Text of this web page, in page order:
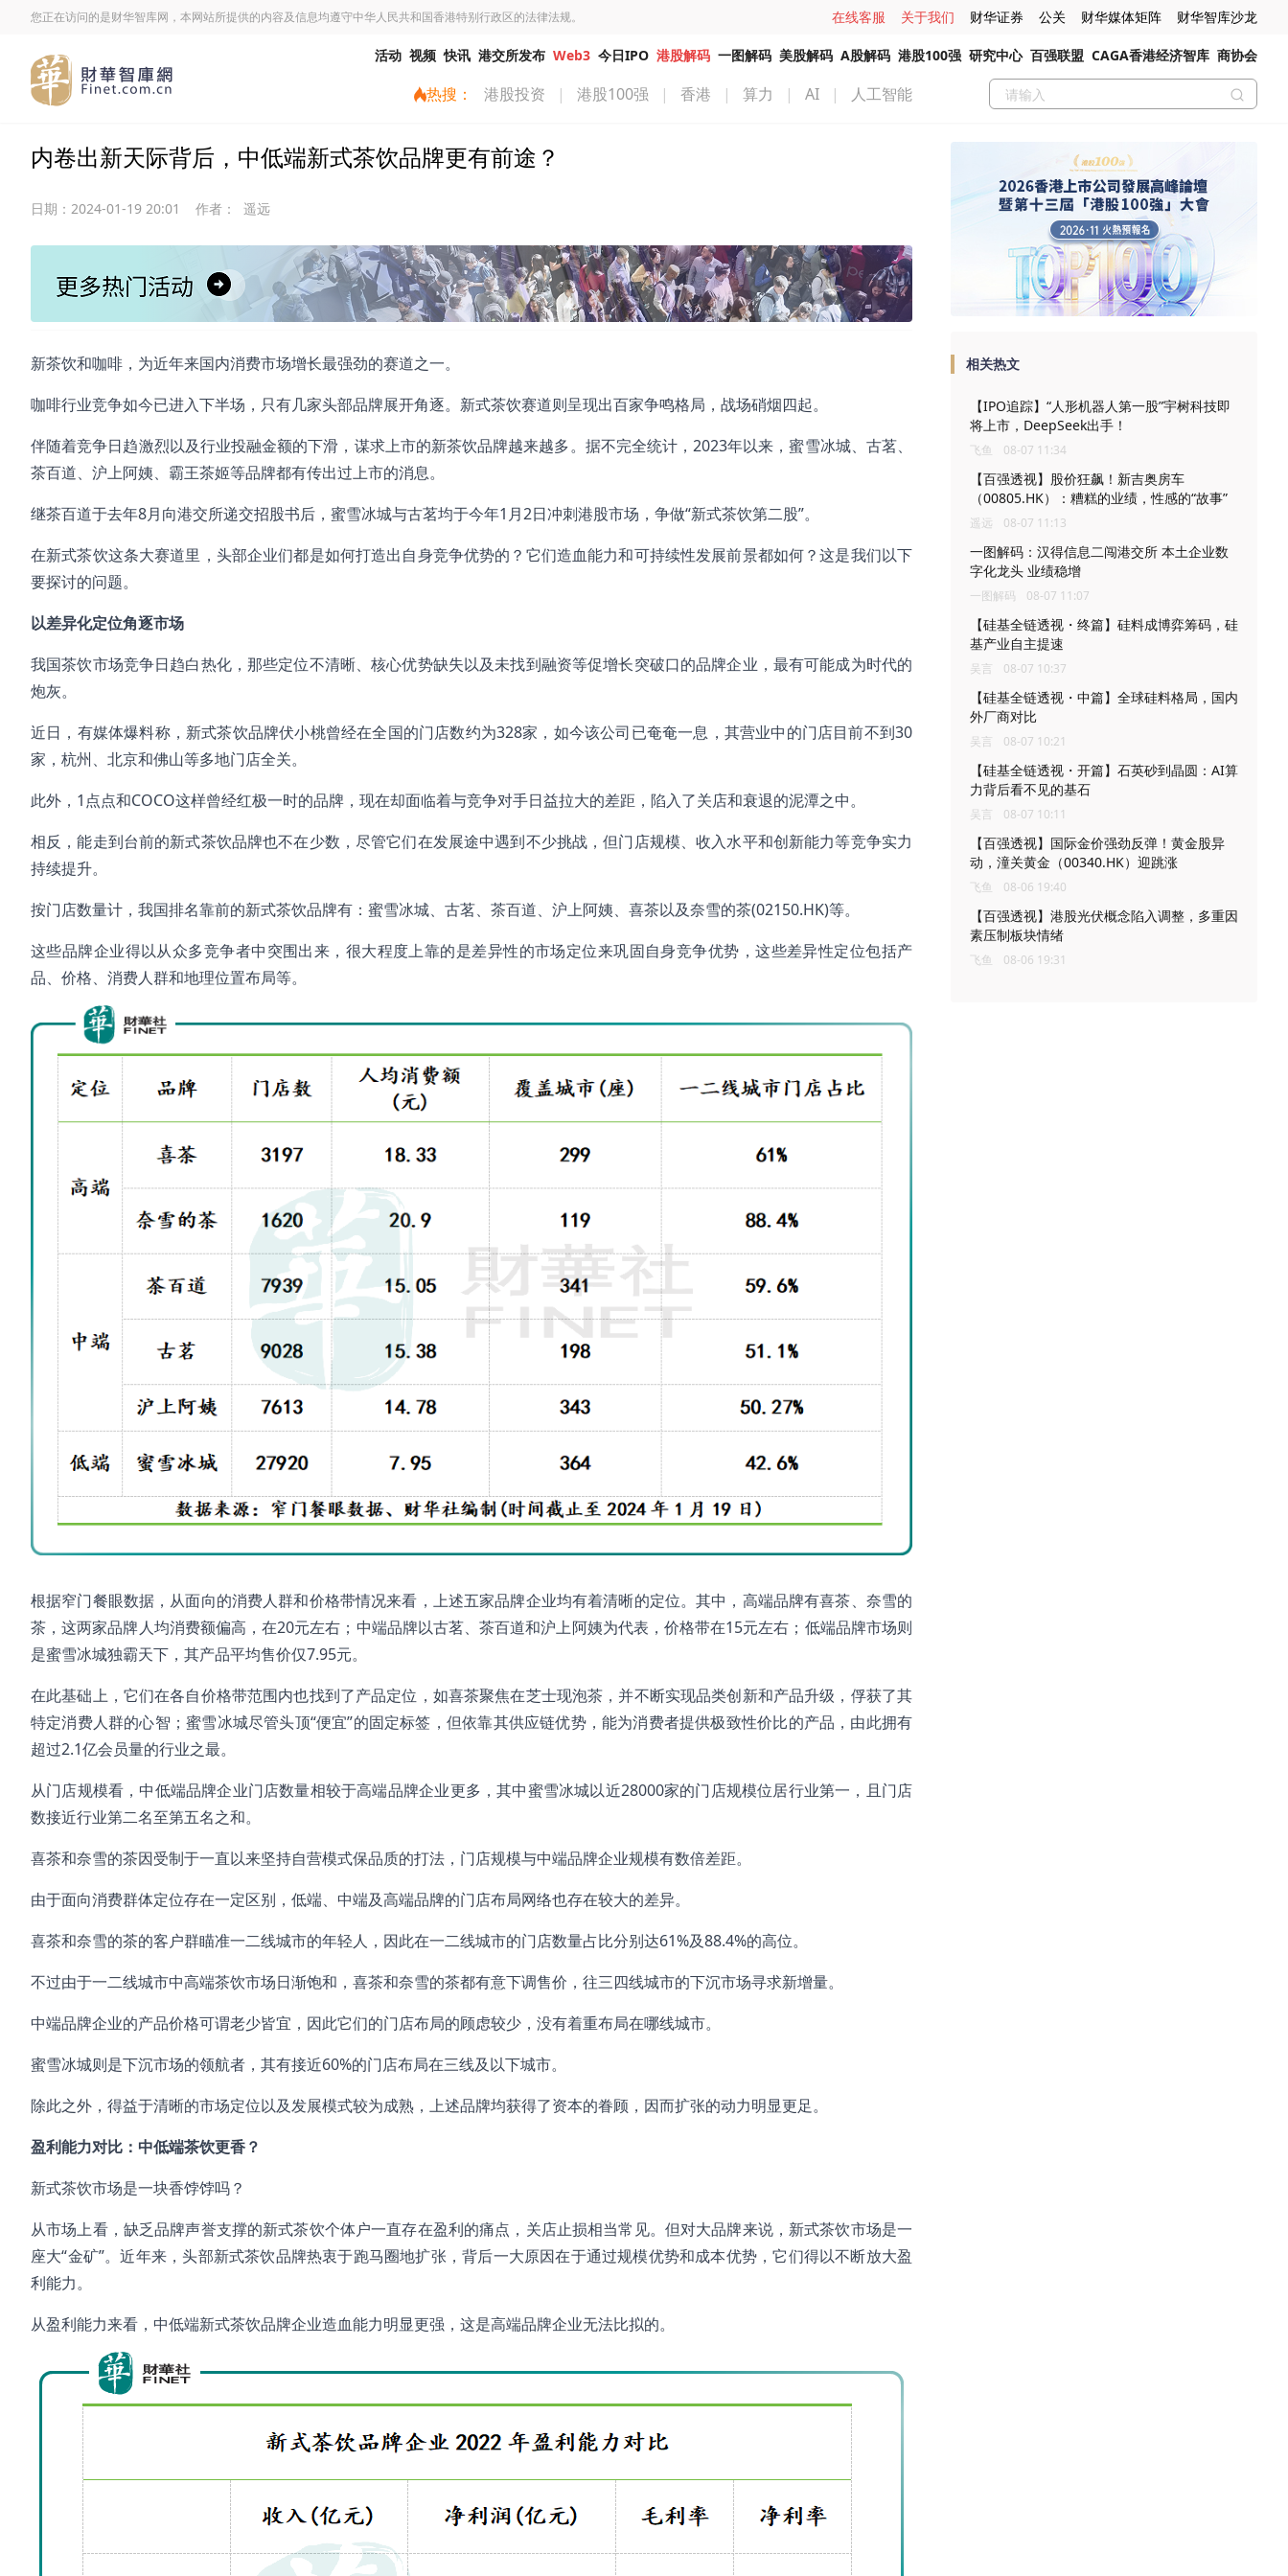
您正在访问的是财华智库网，本网站所提供的内容及信息均遵守中华人民共和国香港特别行政区的法律法规。 在线客服 关于我们 财华证券 公关 财华媒体矩阵 财华智库沙龙
活动 视频 快讯 港交所发布 Web3 今日IPO 港股解码 一图解码 美股解码 A股解码 港股100强 研究中心 百强联盟 CAGA香港经济智库 商协会
热搜： 港股投资 | 港股100强 | 香港 | 算力 | AI | 人工智能
内卷出新天际背后，中低端新式茶饮品牌更有前途？
日期： 2024-01-19 20:01 作者： 遥远
新茶饮和咖啡，为近年来国内消费市场增长最强劲的赛道之一。
咖啡行业竞争如今已进入下半场，只有几家头部品牌展开角逐。新式茶饮赛道则呈现出百家争鸣格局，战场硝烟四起。
伴随着竞争日趋激烈以及行业投融金额的下滑，谋求上市的新茶饮品牌越来越多。据不完全统计，2023年以来，蜜雪冰城、古茗、
茶百道、沪上阿姨、霸王茶姬等品牌都有传出过上市的消息。
继茶百道于去年8月向港交所递交招股书后，蜜雪冰城与古茗均于今年1月2日冲刺港股市场，争做“新式茶饮第二股”。
在新式茶饮这条大赛道里，头部企业们都是如何打造出自身竞争优势的？它们造血能力和可持续性发展前景都如何？这是我们以下
要探讨的问题。
以差异化定位角逐市场
我国茶饮市场竞争日趋白热化，那些定位不清晰、核心优势缺失以及未找到融资等促增长突破口的品牌企业，最有可能成为时代的
炮灰。
近日，有媒体爆料称，新式茶饮品牌伏小桃曾经在全国的门店数约为328家，如今该公司已奄奄一息，其营业中的门店目前不到30
家，杭州、北京和佛山等多地门店全关。
此外，1点点和COCO这样曾经红极一时的品牌，现在却面临着与竞争对手日益拉大的差距，陷入了关店和衰退的泥潭之中。
相反，能走到台前的新式茶饮品牌也不在少数，尽管它们在发展途中遇到不少挑战，但门店规模、收入水平和创新能力等竞争实力
持续提升。
按门店数量计，我国排名靠前的新式茶饮品牌有：蜜雪冰城、古茗、茶百道、沪上阿姨、喜茶以及奈雪的茶(02150.HK)等。
这些品牌企业得以从众多竞争者中突围出来，很大程度上靠的是差异性的市场定位来巩固自身竞争优势，这些差异性定位包括产
品、价格、消费人群和地理位置布局等。
根据窄门餐眼数据，从面向的消费人群和价格带情况来看，上述五家品牌企业均有着清晰的定位。其中，高端品牌有喜茶、奈雪的
茶，这两家品牌人均消费额偏高，在20元左右；中端品牌以古茗、茶百道和沪上阿姨为代表，价格带在15元左右；低端品牌市场则
是蜜雪冰城独霸天下，其产品平均售价仅7.95元。
在此基础上，它们在各自价格带范围内也找到了产品定位，如喜茶聚焦在芝士现泡茶，并不断实现品类创新和产品升级，俘获了其
特定消费人群的心智；蜜雪冰城尽管头顶“便宜”的固定标签，但依靠其供应链优势，能为消费者提供极致性价比的产品，由此拥有
超过2.1亿会员量的行业之最。
从门店规模看，中低端品牌企业门店数量相较于高端品牌企业更多，其中蜜雪冰城以近28000家的门店规模位居行业第一，且门店
数接近行业第二名至第五名之和。
喜茶和奈雪的茶因受制于一直以来坚持自营模式保品质的打法，门店规模与中端品牌企业规模有数倍差距。
由于面向消费群体定位存在一定区别，低端、中端及高端品牌的门店布局网络也存在较大的差异。
喜茶和奈雪的茶的客户群瞄准一二线城市的年轻人，因此在一二线城市的门店数量占比分别达61%及88.4%的高位。
不过由于一二线城市中高端茶饮市场日渐饱和，喜茶和奈雪的茶都有意下调售价，往三四线城市的下沉市场寻求新增量。
中端品牌企业的产品价格可谓老少皆宜，因此它们的门店布局的顾虑较少，没有着重布局在哪线城市。
蜜雪冰城则是下沉市场的领航者，其有接近60%的门店布局在三线及以下城市。
除此之外，得益于清晰的市场定位以及发展模式较为成熟，上述品牌均获得了资本的眷顾，因而扩张的动力明显更足。
盈利能力对比：中低端茶饮更香？
新式茶饮市场是一块香饽饽吗？
从市场上看，缺乏品牌声誉支撑的新式茶饮个体户一直存在盈利的痛点，关店止损相当常见。但对大品牌来说，新式茶饮市场是一
座大“金矿”。近年来，头部新式茶饮品牌热衷于跑马圈地扩张，背后一大原因在于通过规模优势和成本优势，它们得以不断放大盈
利能力。
从盈利能力来看，中低端新式茶饮品牌企业造血能力明显更强，这是高端品牌企业无法比拟的。
相关热文
【IPO追踪】“人形机器人第一股”宇树科技即
将上市，DeepSeek出手！
飞鱼 08-07 11:34
【百强透视】股价狂飙！新吉奥房车
（00805.HK）：糟糕的业绩，性感的“故事”
遥远 08-07 11:13
一图解码：汉得信息二闯港交所 本土企业数
字化龙头 业绩稳增
一图解码 08-07 11:07
【硅基全链透视・终篇】硅料成博弈筹码，硅
基产业自主提速
吴言 08-07 10:37
【硅基全链透视・中篇】全球硅料格局，国内
外厂商对比
吴言 08-07 10:21
【硅基全链透视・开篇】石英砂到晶圆：AI算
力背后看不见的基石
吴言 08-07 10:11
【百强透视】国际金价强劲反弹！黄金股异
动，潼关黄金（00340.HK）迎跳涨
飞鱼 08-06 19:40
【百强透视】港股光伏概念陷入调整，多重因
素压制板块情绪
飞鱼 08-06 19:31